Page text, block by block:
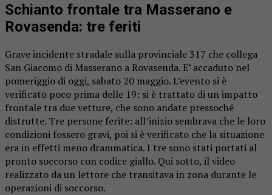
Schianto frontale tra Masserano e
Rovasenda: tre feriti
Grave incidente stradale sulla provinciale 317 che collega
San Giacomo di Masserano a Rovasenda. E’ accaduto nel
pomeriggio di oggi, sabato 20 maggio. L’evento si è
verificato poco prima delle 19: si è trattato di un impatto
frontale tra due vetture, che sono andate pressoché
distrutte. Tre persone ferite: all’inizio sembrava che le loro
condizioni fossero gravi, poi si è verificato che la situazione
era in effetti meno drammatica. I tre sono stati portati al
pronto soccorso con codice giallo. Qui sotto, il video
realizzato da un lettore che transitava in zona durante le
operazioni di soccorso.